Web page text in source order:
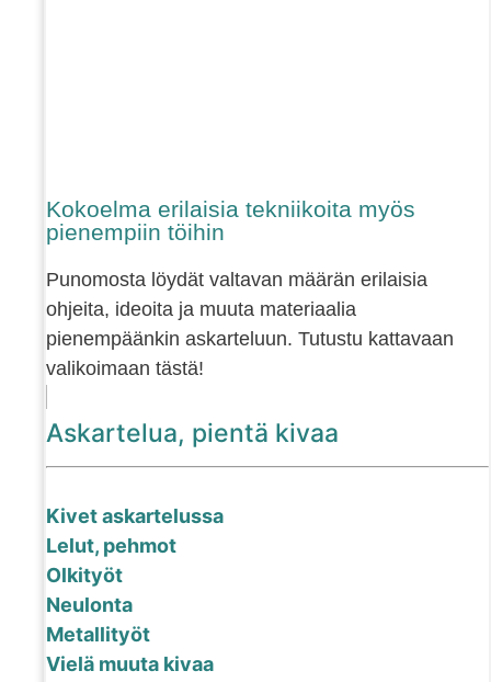
Kokoelma erilaisia tekniikoita myös
pienempiin töihin
Punomosta löydät valtavan määrän erilaisia
ohjeita, ideoita ja muuta materiaalia
pienempäänkin askarteluun. Tutustu kattavaan
valikoimaan tästä!
Askartelua, pientä kivaa
Kivet askartelussa
Lelut, pehmot
Olkityöt
Neulonta
Metallityöt
Vielä muuta kivaa